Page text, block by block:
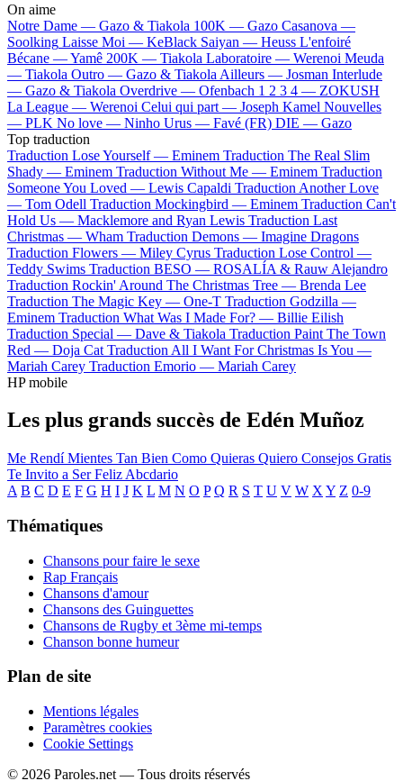
On aime
Notre Dame — Gazo & Tiakola 100K — Gazo Casanova —
Soolking Laisse Moi — KeBlack Saiyan — Heuss L'enfoiré
Bécane —Yamê 200K — Tiakola Laboratoire — Werenoi Meuda
— Tiakola Outro — Gazo & Tiakola Ailleurs — Josman Interlude
— Gazo & Tiakola Overdrive — Ofenbach 1 2 3 4 — ZOKUSH
La League — Werenoi Celui qui part — Joseph Kamel Nouvelles
— PLK No love — Ninho Urus — Favé (FR) DIE — Gazo
Top traduction
Traduction Lose Yourself — Eminem Traduction The Real Slim
Shady — Eminem Traduction Without Me — Eminem Traduction
Someone You Loved — Lewis Capaldi Traduction Another Love
— Tom Odell Traduction Mockingbird — Eminem Traduction Can't
Hold Us — Macklemore and Ryan Lewis Traduction Last
Christmas — Wham Traduction Demons — Imagine Dragons
Traduction Flowers — Miley Cyrus Traduction Lose Control —
Teddy Swims Traduction BESO — ROSALÍA & Rauw Alejandro
Traduction Rockin' Around The Christmas Tree — Brenda Lee
Traduction The Magic Key — One-T Traduction Godzilla —
Eminem Traduction What Was I Made For? — Billie Eilish
Traduction Special — Dave & Tiakola Traduction Paint The Town
Red — Doja Cat Traduction All I Want For Christmas Is You —
Mariah Carey Traduction Emorio — Mariah Carey
HP mobile
Les plus grands succès de Edén Muñoz
Me RendíMientes Tan Bien Como Quieras Quiero Consejos Gratis
Te Invito a Ser Feliz Abcdario
A B C D E F G H I J K L M N O P Q R S T U V W X Y Z 0-9
Thématiques
Chansons pour faire le sexe
Rap Français
Chansons d'amour
Chansons des Guinguettes
Chansons de Rugby et 3ème mi-temps
Chanson bonne humeur
Plan de site
Mentions légales
Paramètres cookies
Cookie Settings
© 2026 Paroles.net — Tous droits réservés